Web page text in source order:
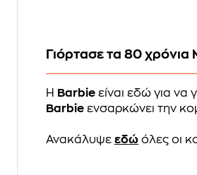
Γιόρτασε τα 80
Η Barbie είναι εδώ για να
Barbie ενσαρκώνει την
Ανακάλυψε εδώ όλες οι